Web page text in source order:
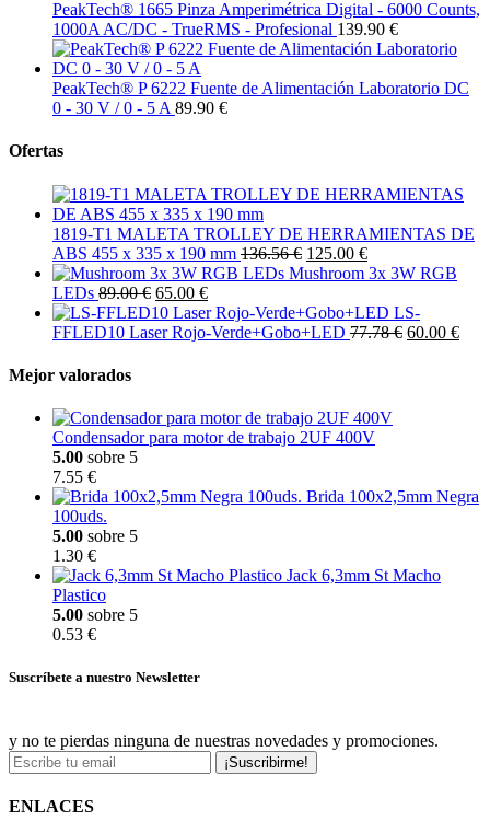
PeakTech® 1665 Pinza Amperimétrica Digital - 6000 Counts,
1000A AC/DC - TrueRMS - Profesional 139.90 €
PeakTech® P 6222 Fuente de Alimentación Laboratorio DC
0 - 30 V / 0 - 5 A 89.90 €
Ofertas
1819-T1 MALETA TROLLEY DE HERRAMIENTAS DE
ABS 455 x 335 x 190 mm 136.56 € 125.00 €
Mushroom 3x 3W RGB
LEDs 89.00 € 65.00 €
LS-
FFLED10 Laser Rojo-Verde+Gobo+LED 77.78 € 60.00 €
Mejor valorados
Condensador para motor de trabajo 2UF 400V
5.00 sobre 5
7.55 €
Brida 100x2,5mm Negra
100uds.
5.00 sobre 5
1.30 €
Jack 6,3mm St Macho
Plastico
5.00 sobre 5
0.53 €
Suscríbete a nuestro Newsletter
y no te pierdas ninguna de nuestras novedades y promociones.
¡Suscribirme!
ENLACES